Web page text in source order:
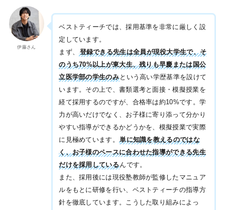
伊藤さん
ベストティーチでは、採用基準を非常に厳しく設
定しています。
まず、登録できる先生は全員が現役大学生で、そ
のうち70%以上が東大生、残りも早慶または国公
立医学部の学生のみ という高い学歴基準を設けて
います。その上で、書類選考と面接・模擬授業を
経て採用するのですが、合格率は約10%です。学
力が高いだけでなく、お子様に寄り添って分かり
やすい指導ができるかどうかを、模擬授業で実際
に見極めています。 単に知識を教えるのではな
く、お子様のペースに合わせた指導ができる先生
だけを採用している んです。
また、採用後には現役塾教師が監修したマニュア
ルをもとに研修を行い、ベストティーチの指導方
針を徹底しています。こうした取り組みによっ